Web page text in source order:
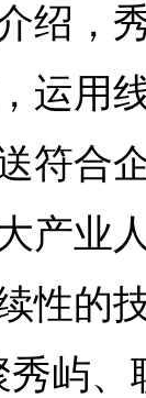
绍，
运用
符合
产业
性的
秀屿、